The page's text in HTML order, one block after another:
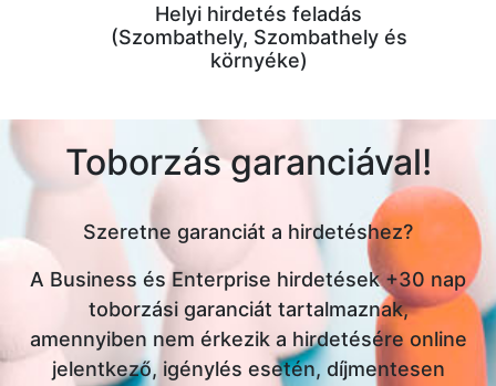
Helyi hirdetés feladás
(Szombathely, Szombathely és
környéke)
Toborzás garanciával!
Szeretne garanciát a hirdetéshez?
A Business és Enterprise hirdetések +30 nap
toborzási garanciát tartalmaznak,
amennyiben nem érkezik a hirdetésére online
jelentkező, igénylés esetén, díjmentesen